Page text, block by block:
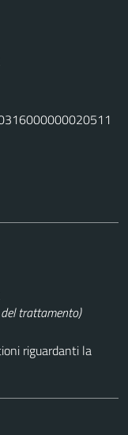
trattamento)
riguardanti la